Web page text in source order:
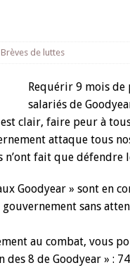
Brèves de luttes
Requérir 9 mois
salariés de
clair, faire peur à
attaque tous
n’ont fait que défendre
Goodyear » sont en
sans
au combat, vous
des 8 de Goodyear » :